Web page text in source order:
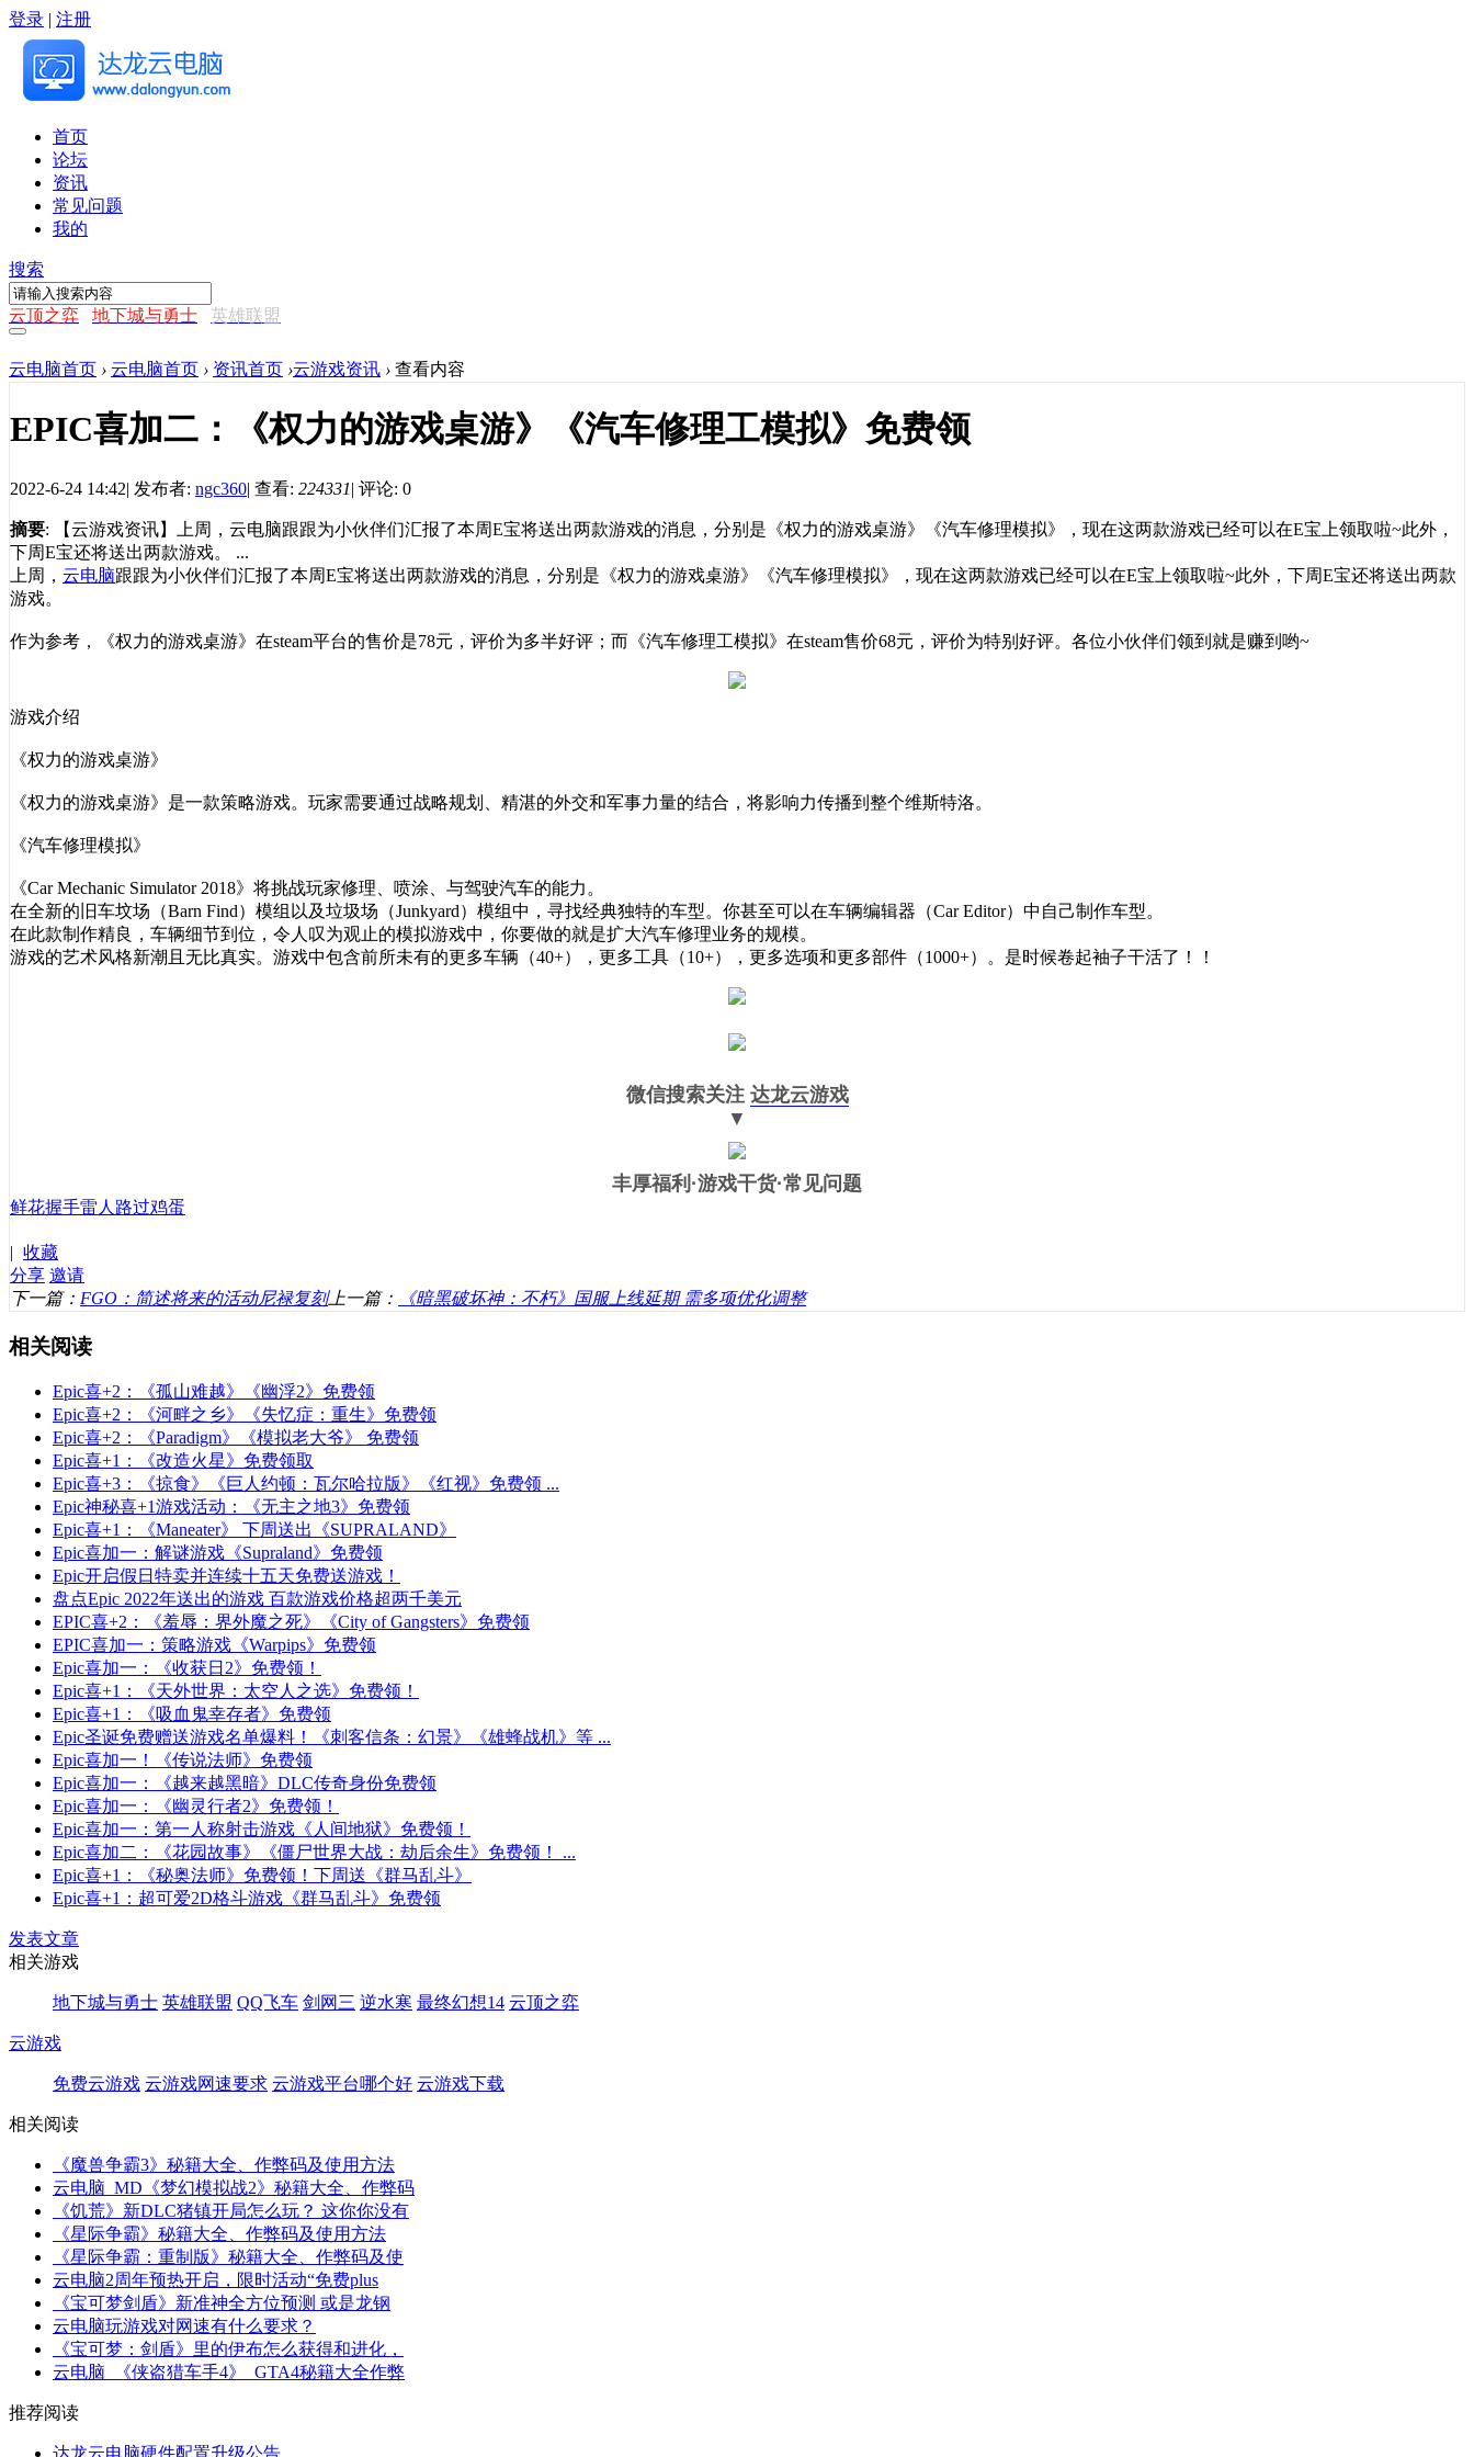
登录 | 注册
首页
论坛
资讯
常见问题
我的
搜索
云顶之弈 地下城与勇士 英雄联盟
云电脑首页 › 云电脑首页 › 资讯首页 ›云游戏资讯 › 查看内容
EPIC喜加二：《权力的游戏桌游》《汽车修理工模拟》免费领
2022-6-24 14:42| 发布者: ngc360| 查看: 224331| 评论: 0
摘要: 【云游戏资讯】上周，云电脑跟跟为小伙伴们汇报了本周E宝将送出两款游戏的消息，分别是《权力的游戏桌游》《汽车修理模拟》，现在这两款游戏已经可以在E宝上领取啦~此外，
下周E宝还将送出两款游戏。 ...
上周， 云电脑跟跟为小伙伴们汇报了本周E宝将送出两款游戏的消息，分别是《权力的游戏桌游》《汽车修理模拟》，现在这两款游戏已经可以在E宝上领取啦~此外，下周E宝还将送出两款
游戏。
作为参考，《权力的游戏桌游》在steam平台的售价是78元，评价为多半好评；而《汽车修理工模拟》在steam售价68元，评价为特别好评。各位小伙伴们领到就是赚到哟~
游戏介绍
《权力的游戏桌游》
《权力的游戏桌游》是一款策略游戏。玩家需要通过战略规划、精湛的外交和军事力量的结合，将影响力传播到整个维斯特洛。
《汽车修理模拟》
《Car Mechanic Simulator 2018》将挑战玩家修理、喷涂、与驾驶汽车的能力。
在全新的旧车坟场（Barn Find）模组以及垃圾场（Junkyard）模组中，寻找经典独特的车型。你甚至可以在车辆编辑器（Car Editor）中自己制作车型。
在此款制作精良，车辆细节到位，令人叹为观止的模拟游戏中，你要做的就是扩大汽车修理业务的规模。
游戏的艺术风格新潮且无比真实。游戏中包含前所未有的更多车辆（40+），更多工具（10+），更多选项和更多部件（1000+）。是时候卷起袖子干活了！！
微信搜索关注 达龙云游戏
▼
丰厚福利 ·游戏干货·常见问题
鲜花握手雷人 路过鸡蛋
| 收藏
分享 邀请
下一篇： FGO：简述将来的活动尼禄复刻上一篇： 《暗黑破坏神：不朽》国服上线延期 需多项优化调整
相关阅读
Epic喜+2：《孤山难越》《幽浮2》免费领
Epic喜+2：《河畔之乡》《失忆症：重生》免费领
Epic喜+2：《Paradigm》《模拟老大爷》 免费领
Epic喜+1：《改造火星》免费领取
Epic喜+3：《掠食》《巨人约顿：瓦尔哈拉版》《红视》免费领 ...
Epic神秘喜+1游戏活动：《无主之地3》免费领
Epic喜+1：《Maneater》 下周送出《SUPRALAND》
Epic喜加一：解谜游戏《Supraland》免费领
Epic开启假日特卖并连续十五天免费送游戏！
盘点Epic 2022年送出的游戏 百款游戏价格超两千美元
EPIC喜+2：《羞辱：界外魔之死》《City of Gangsters》免费领
EPIC喜加一：策略游戏《Warpips》免费领
Epic喜加一：《收获日2》免费领！
Epic喜+1：《天外世界：太空人之选》免费领！
Epic喜+1：《吸血鬼幸存者》免费领
Epic圣诞免费赠送游戏名单爆料！《刺客信条：幻景》《雄蜂战机》等 ...
Epic喜加一！《传说法师》免费领
Epic喜加一：《越来越黑暗》DLC传奇身份免费领
Epic喜加一：《幽灵行者2》免费领！
Epic喜加一：第一人称射击游戏《人间地狱》免费领！
Epic喜加二：《花园故事》《僵尸世界大战：劫后余生》免费领！ ...
Epic喜+1：《秘奥法师》免费领！下周送《群马乱斗》
Epic喜+1：超可爱2D格斗游戏《群马乱斗》免费领
发表文章
相关游戏
地下城与勇士 英雄联盟 QQ飞车 剑网三 逆水寒 最终幻想14 云顶之弈
云游戏
免费云游戏 云游戏网速要求 云游戏平台哪个好 云游戏下载
相关阅读
《魔兽争霸3》秘籍大全、作弊码及使用方法
云电脑_MD《梦幻模拟战2》秘籍大全、作弊码
《饥荒》新DLC猪镇开局怎么玩？ 这你你没有
《星际争霸》秘籍大全、作弊码及使用方法
《星际争霸：重制版》秘籍大全、作弊码及使
云电脑2周年预热开启，限时活动“免费plus
《宝可梦剑盾》新准神全方位预测 或是龙钢
云电脑玩游戏对网速有什么要求？
《宝可梦：剑盾》里的伊布怎么获得和进化，
云电脑_《侠盗猎车手4》_GTA4秘籍大全作弊
推荐阅读